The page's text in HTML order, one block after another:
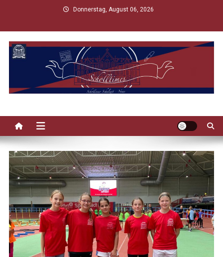
content
Donnerstag, August 06, 2026